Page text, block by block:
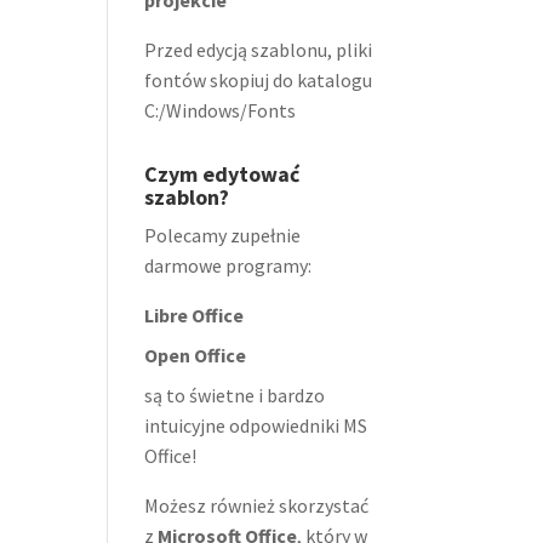
Przed edycją szablonu, pliki
fontów skopiuj do katalogu
C:/Windows/Fonts
Czym edytować
szablon?
Polecamy zupełnie
darmowe programy:
Libre Office
Open Office
są to świetne i bardzo
intuicyjne odpowiedniki MS
Office!
Możesz również skorzystać
z Microsoft Office, który w